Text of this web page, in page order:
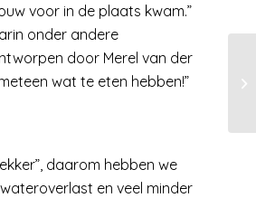
voor in de plaats kwam.”
onder andere
door Merel van der
wat te eten hebben!”
daarom hebben we
en veel minder